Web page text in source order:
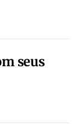
seus